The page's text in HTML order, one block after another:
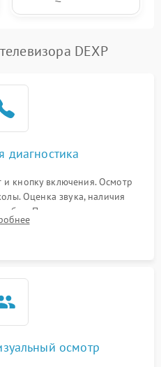
DEXP
диагностика
кнопку включения. Осмотр
Оценка звука, наличия
Подключение тестовых
симптомов поломки.
осмотр